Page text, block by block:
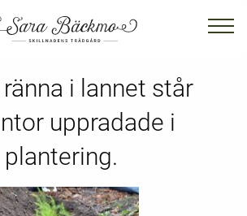
i lannet står
uppradade i